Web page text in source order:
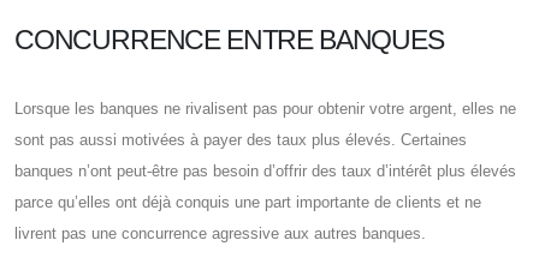
CONCURRENCE ENTRE BANQUES
Lorsque les banques ne rivalisent pas pour obtenir votre argent, elles ne
sont pas aussi motivées à payer des taux plus élevés. Certaines
banques n’ont peut-être pas besoin d’offrir des taux d’intérêt plus élevés
parce qu’elles ont déjà conquis une part importante de clients et ne
livrent pas une concurrence agressive aux autres banques.